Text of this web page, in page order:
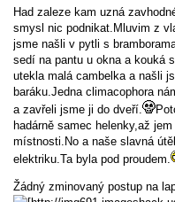
Had zaleze kam uzná
smysl nic podnikat.Mluvim z
jsme našli v pytli s
sedí na pantu u okna a kouká
utekla malá cambelka a našli
baráku.Jedna climacophora
a zavřeli jsme ji do dveří.
hadárně samec helenky,až
místnosti.No a naše slavná
elektriku.Ta byla pod proudem.
Žádný zminovaný postup na